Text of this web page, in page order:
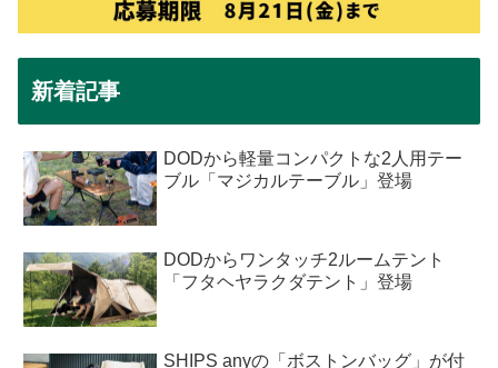
新着記事
DODから軽量コンパクトな2人用テー
ブル「マジカルテーブル」登場
DODからワンタッチ2ルームテント
「フタヘヤラクダテント」登場
SHIPS anyの「ボストンバッグ」が付